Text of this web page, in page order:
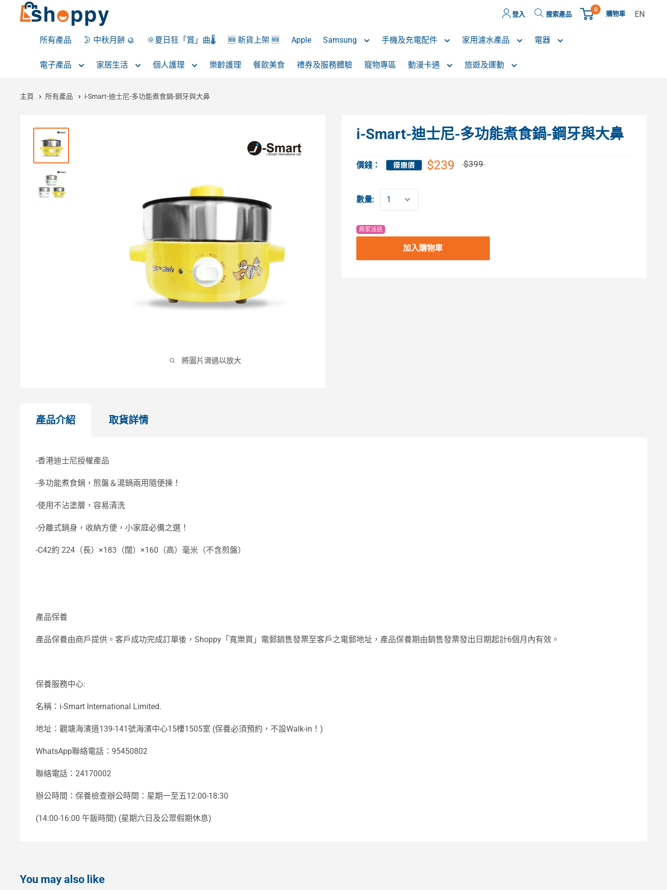
登入 搜索產品
0
購物車 EN
所有產品 🌛 中秋月餅 🥮 🌞夏日狂「賞」曲🌡️ 🆕 新貨上架 🆕 Apple Samsung 手機及充電配件 家用濾水產品 電器
電子產品 家居生活 個人護理 樂齡護理 餐飲美食 禮券及服務體驗 寵物專區 動漫卡通 旅遊及運動
主頁 所有產品 i-Smart-迪士尼-多功能煮食鍋-鋼牙與大鼻
將圖片滑過以放大
i-Smart-迪士尼-多功能煮食鍋-鋼牙與大鼻
價錢： $239 $399
數量:
商家派送
加入購物車
產品介紹
-香港迪士尼授權產品
-多功能煮食鍋，煎盤＆湯鍋兩用隨便揀！
-使用不沾塗層，容易清洗
-分離式鍋身，收納方便，小家庭必備之選！
-C42約 224（長）×183（闊）×160（高）毫米（不含煎盤）
產品保養
產品保養由商戶提供。客戶成功完成訂單後，Shoppy「寬樂買」電郵銷售發票至客戶之電郵地址，產品保養期由銷售發票發出日期起計6個月內有效。
保養服務中心:
名稱：i-Smart International Limited.
地址：觀塘海濱道139-141號海濱中心15樓1505室 (保養必須預約，不設Walk-in！)
WhatsApp聯絡電話：95450802
聯絡電話：24170002
辦公時間：保養檢查辦公時間：星期一至五12:00-18:30
(14:00-16:00 午飯時間) (星期六日及公眾假期休息)
取貨詳情
You may also like